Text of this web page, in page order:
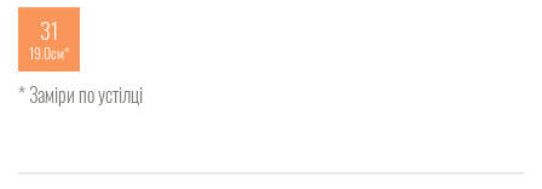
31
19.0см
* Заміри по устілці